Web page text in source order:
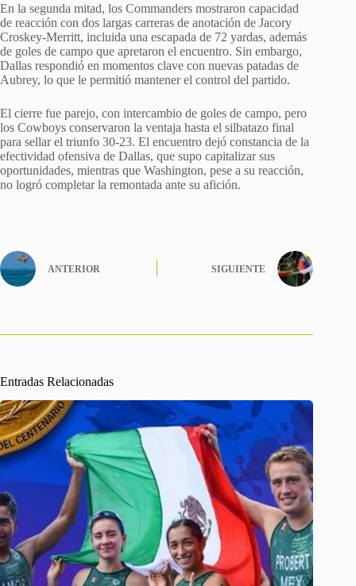
En la segunda mitad, los Commanders mostraron capacidad
de reacción con dos largas carreras de anotación de Jacory
Croskey-Merritt, incluida una escapada de 72 yardas, además
de goles de campo que apretaron el encuentro. Sin embargo,
Dallas respondió en momentos clave con nuevas patadas de
Aubrey, lo que le permitió mantener el control del partido.
El cierre fue parejo, con intercambio de goles de campo, pero
los Cowboys conservaron la ventaja hasta el silbatazo final
para sellar el triunfo 30-23. El encuentro dejó constancia de la
efectividad ofensiva de Dallas, que supo capitalizar sus
oportunidades, mientras que Washington, pese a su reacción,
no logró completar la remontada ante su afición.
ANTERIOR SIGUIENTE
Entradas Relacionadas